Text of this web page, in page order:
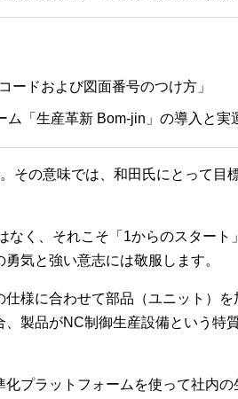
ードおよび図面番号のつけ方」
「生産革新 Bom-jin」の導入と実
その意味では、和田氏にとって目
なく、それこそ「1からのスター
気と強い意志には敬服します。
様に合わせて部品（ユニット）
製品がNC制御生産設備という特
プラットフォームを使って社内の